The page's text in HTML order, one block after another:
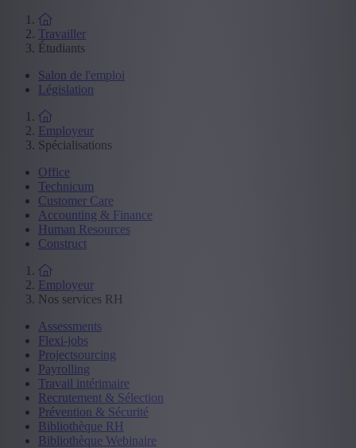
Travailler
Étudiants
Salon de l'emploi
Législation
Employeur
Spécialisations
Office
Technicum
Customer Care
Accounting & Finance
Human Resources
Construct
Employeur
Nos services RH
Assessments
Flexi-jobs
Projectsourcing
Payrolling
Travail intérimaire
Recrutement & Sélection
Prévention & Sécurité
Bibliothèque RH
Bibliothèque Webinaire